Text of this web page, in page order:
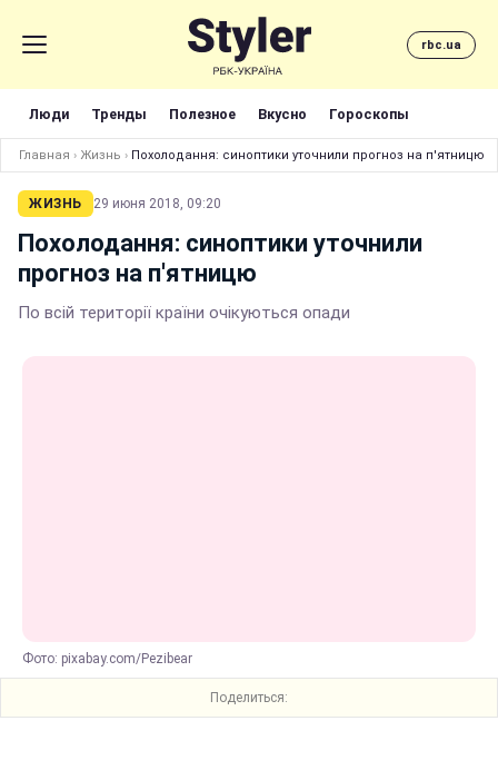
rbc.ua
Люди Тренды Полезное Вкусно Гороскопы
Главная › Жизнь › Похолодання: синоптики уточнили прогноз на п'ятницю
ЖИЗНЬ 29 июня 2018, 09:20
Похолодання: синоптики уточнили
прогноз на п'ятницю
По всій території країни очікуються опади
Фото: pixabay.com/Pezibear
Поделиться: